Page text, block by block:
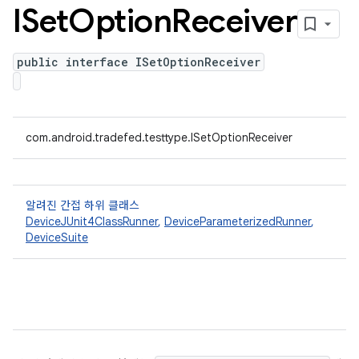
ISetOptionReceiver
public interface ISetOptionReceiver
com.android.tradefed.testtype.ISetOptionReceiver
알려진 간접 하위 클래스
DeviceJUnit4ClassRunner, DeviceParameterizedRunner,
DeviceSuite